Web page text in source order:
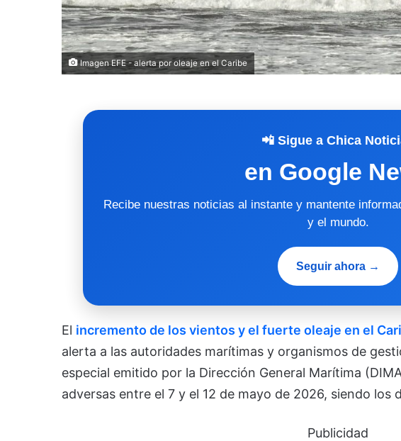
Imagen EFE - alerta por oleaje en el Caribe
📲 Sigue a Chica
en Google
Recibe nuestras noticias al instante y mantente
y el mundo.
Seguir ahora →
El incremento de los vientos y el fuerte oleaje en el
alerta a las autoridades marítimas y organismos de
especial emitido por la Dirección General Marítima
adversas entre el 7 y el 12 de mayo de 2026, siendo los
Publicidad